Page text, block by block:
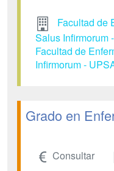
Facultad de
Salus Infirmorum
Facultad de
Infirmorum -
Grado en
Consultar